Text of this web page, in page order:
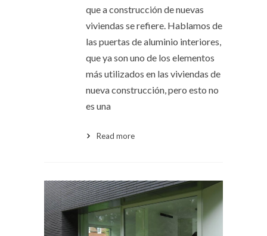
que a construcción de nuevas
viviendas se refiere. Hablamos de
las puertas de aluminio interiores,
que ya son uno de los elementos
más utilizados en las viviendas de
nueva construcción, pero esto no
es una
Read more